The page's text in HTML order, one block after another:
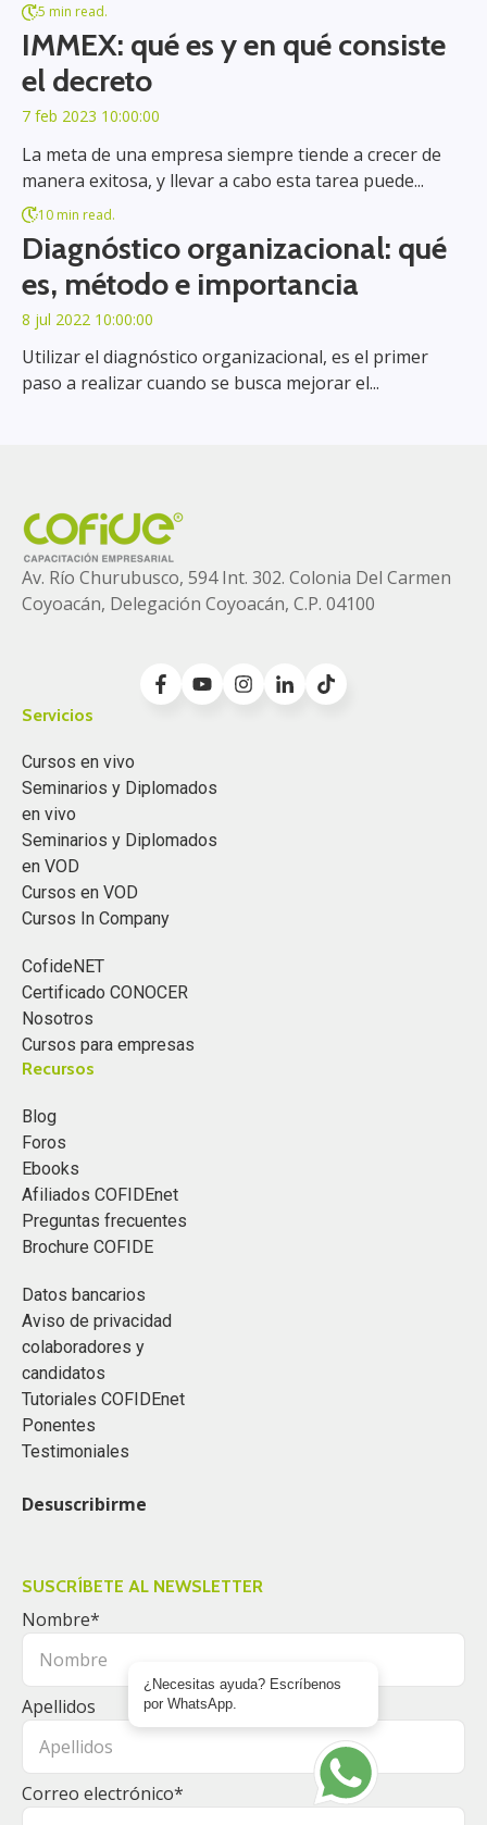
5 min read.
IMMEX: qué es y en qué consiste
el decreto
7 feb 2023 10:00:00
La meta de una empresa siempre tiende a crecer de
manera exitosa, y llevar a cabo esta tarea puede...
10 min read.
Diagnóstico organizacional: qué
es, método e importancia
8 jul 2022 10:00:00
Utilizar el diagnóstico organizacional, es el primer
paso a realizar cuando se busca mejorar el...
Av. Río Churubusco, 594 Int. 302. Colonia Del Carmen
Coyoacán, Delegación Coyoacán, C.P. 04100
Servicios
Cursos en vivo
Seminarios y Diplomados
en vivo
Seminarios y Diplomados
en VOD
Cursos en VOD
Cursos In Company
CofideNET
Certificado CONOCER
Nosotros
Cursos para empresas
Recursos
Blog
Foros
Ebooks
Afiliados COFIDEnet
Preguntas frecuentes
Brochure COFIDE
Datos bancarios
Aviso de privacidad
colaboradores y
candidatos
Tutoriales COFIDEnet
Ponentes
Testimoniales
Desuscribirme
SUSCRÍBETE AL NEWSLETTER
Nombre*
Apellidos
Correo electrónico*
¿Necesitas ayuda? Escríbenos
por WhatsApp.